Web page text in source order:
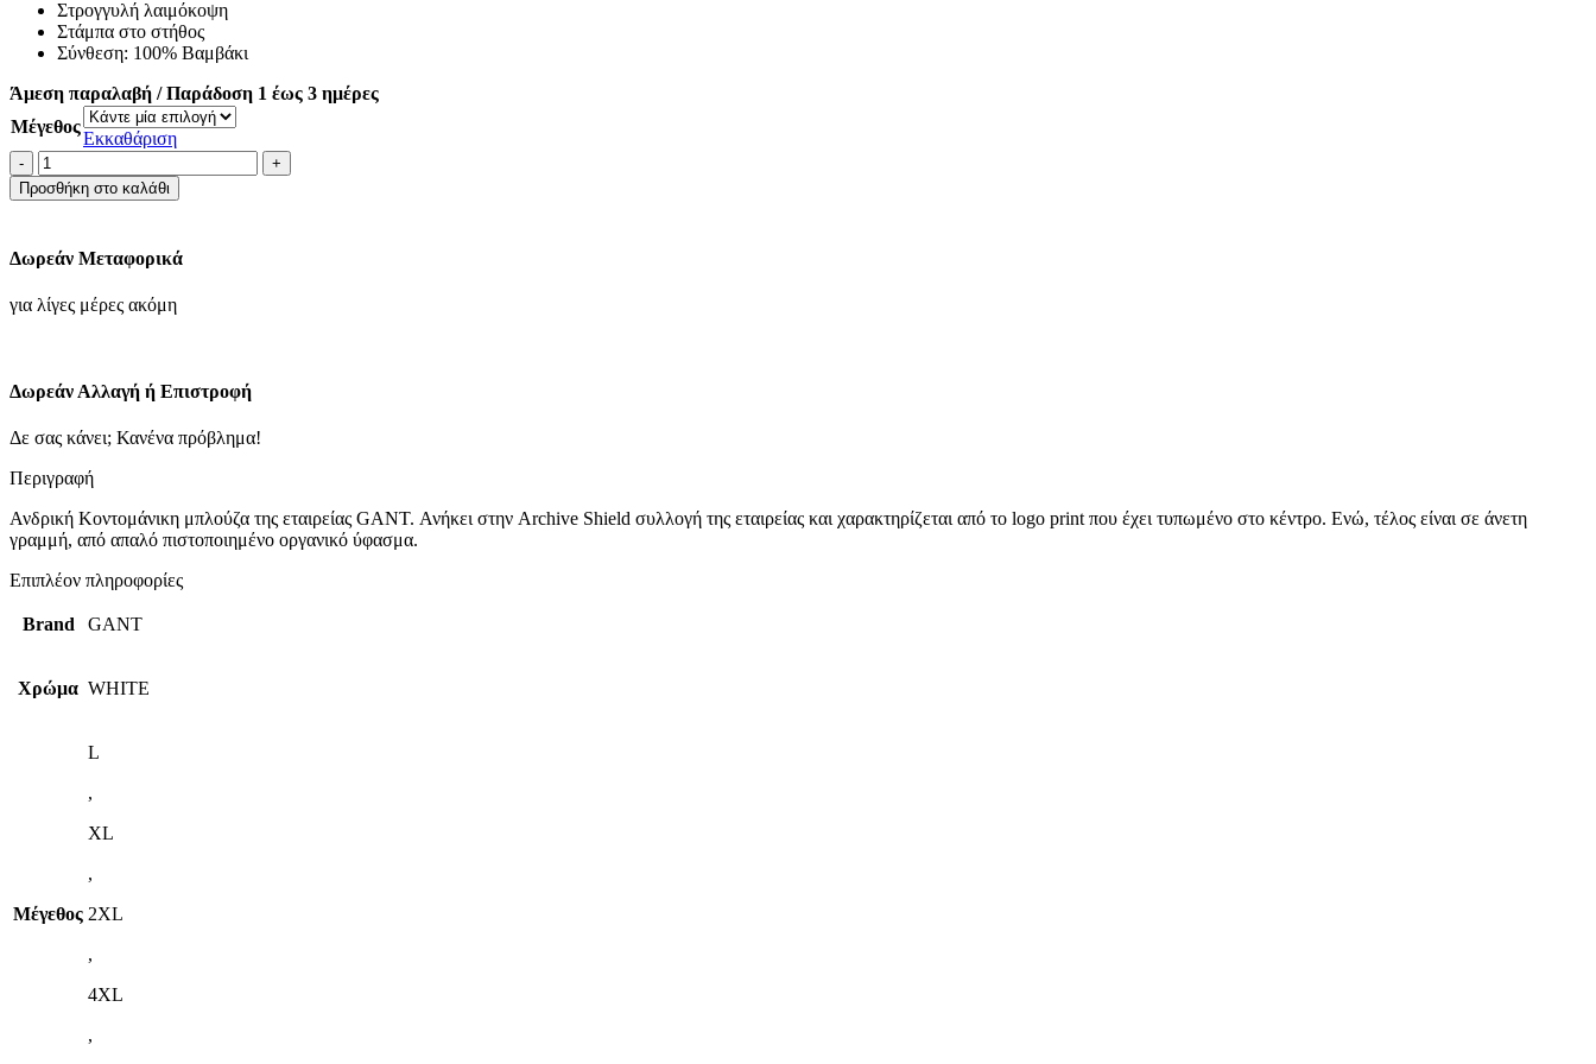
49.00€.είναι:
34.30€.
Στρογγυλή λαιμόκοψη
Στάμπα στο στήθος
Σύνθεση: 100% Βαμβάκι
Άμεση παραλαβή / Παράδοση 1 έως 3 ημέρες
Μέγεθος
Εκκαθάριση
GantArchive
Shield
T-
Λευκό
ποσότητα
Προσθήκη στο καλάθι
Δωρεάν Μεταφορικά
για λίγες μέρες ακόμη
Δωρεάν Αλλαγή ή Επιστροφή
Δε σας κάνει; Κανένα πρόβλημα!
Περιγραφή
Ανδρική Κοντομάνικη μπλούζα της εταιρείας GANT. Ανήκει στην Archive Shield συλλογή της εταιρείας και χαρακτηρίζεται από το logo print που έχει τυπωμένο στο κέντρο. Ενώ, τέλος είναι σε άνετη
γραμμή, από απαλό πιστοποιημένο οργανικό ύφασμα.
Επιπλέον πληροφορίες
Brand GANT
Χρώμα WHITE
Μέγεθος
L
,
XL
,
2XL
,
4XL
,